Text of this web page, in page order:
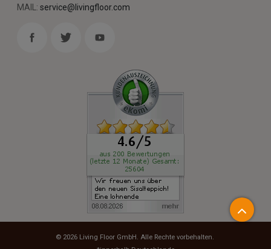
MAIL: service@livingfloor.com
© 2026 Living Floor GmbH . Alle Rechte vorbehalten.